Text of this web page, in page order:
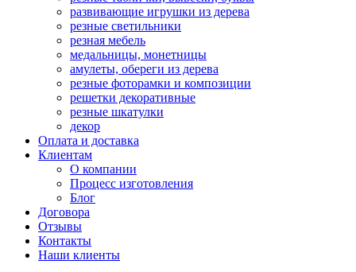
развивающие игрушки из дерева
резные светильники
резная мебель
медальницы, монетницы
амулеты, обереги из дерева
резные фоторамки и композиции
решетки декоративные
резные шкатулки
декор
Оплата и доставка
Клиентам
О компании
Процесс изготовления
Блог
Договора
Отзывы
Контакты
Наши клиенты